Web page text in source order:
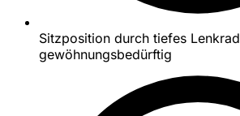
Sitzposition durch tiefes Lenkrad
gewöhnungsbedürftig